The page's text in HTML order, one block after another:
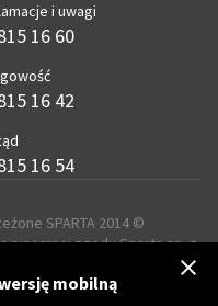
i uwagi
16 60
16 42
16 54
SPARTA 2014 ©
pisemnej zgody Sparta sp. z
realizacja
mobilną